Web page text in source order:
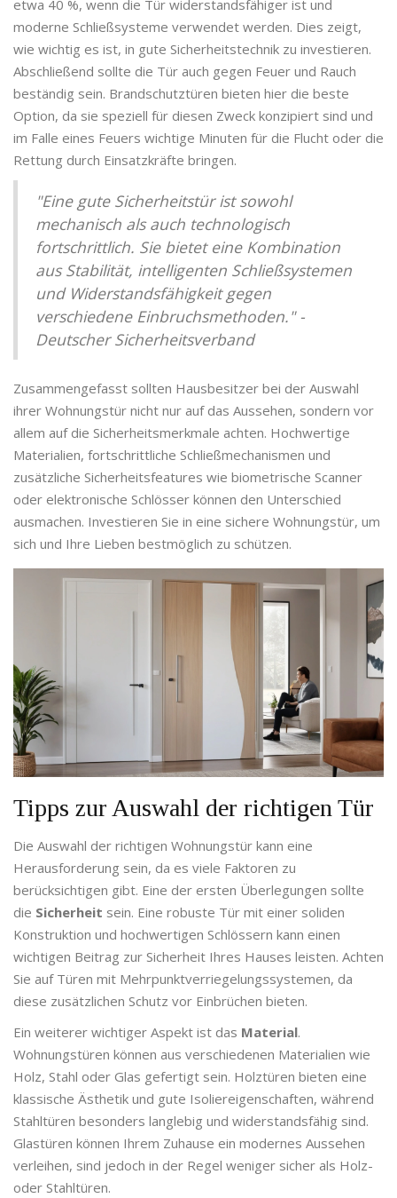
etwa 40 %, wenn die Tür widerstandsfähiger ist und
moderne Schließsysteme verwendet werden. Dies zeigt,
wie wichtig es ist, in gute Sicherheitstechnik zu investieren.
Abschließend sollte die Tür auch gegen Feuer und Rauch
beständig sein. Brandschutztüren bieten hier die beste
Option, da sie speziell für diesen Zweck konzipiert sind und
im Falle eines Feuers wichtige Minuten für die Flucht oder die
Rettung durch Einsatzkräfte bringen.
"Eine gute Sicherheitstür ist sowohl
mechanisch als auch technologisch
fortschrittlich. Sie bietet eine Kombination
aus Stabilität, intelligenten Schließsystemen
und Widerstandsfähigkeit gegen
verschiedene Einbruchsmethoden." -
Deutscher Sicherheitsverband
Zusammengefasst sollten Hausbesitzer bei der Auswahl
ihrer Wohnungstür nicht nur auf das Aussehen, sondern vor
allem auf die Sicherheitsmerkmale achten. Hochwertige
Materialien, fortschrittliche Schließmechanismen und
zusätzliche Sicherheitsfeatures wie biometrische Scanner
oder elektronische Schlösser können den Unterschied
ausmachen. Investieren Sie in eine sichere Wohnungstür, um
sich und Ihre Lieben bestmöglich zu schützen.
Tipps zur Auswahl der richtigen Tür
Die Auswahl der richtigen Wohnungstür kann eine
Herausforderung sein, da es viele Faktoren zu
berücksichtigen gibt. Eine der ersten Überlegungen sollte
die Sicherheit sein. Eine robuste Tür mit einer soliden
Konstruktion und hochwertigen Schlössern kann einen
wichtigen Beitrag zur Sicherheit Ihres Hauses leisten. Achten
Sie auf Türen mit Mehrpunktverriegelungssystemen, da
diese zusätzlichen Schutz vor Einbrüchen bieten.
Ein weiterer wichtiger Aspekt ist das Material.
Wohnungstüren können aus verschiedenen Materialien wie
Holz, Stahl oder Glas gefertigt sein. Holztüren bieten eine
klassische Ästhetik und gute Isoliereigenschaften, während
Stahltüren besonders langlebig und widerstandsfähig sind.
Glastüren können Ihrem Zuhause ein modernes Aussehen
verleihen, sind jedoch in der Regel weniger sicher als Holz-
oder Stahltüren.